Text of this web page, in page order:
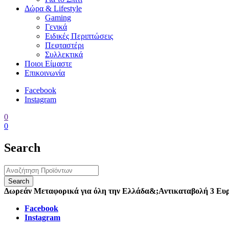
Δώρα & Lifestyle
Gaming
Γενικά
Ειδικές Περιπτώσεις
Πεφταστέρι
Συλλεκτικά
Ποιοι Είμαστε
Επικοινωνία
Facebook
Instagram
0
0
Search
Δωρεάν Μεταφορικά για όλη την Ελλάδα&;Αντικαταβολή 3
Facebook
Instagram